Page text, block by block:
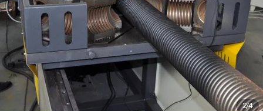
2/4